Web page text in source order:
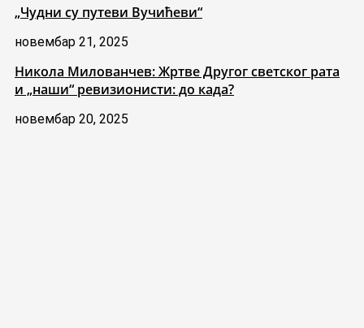
„Чудни су путеви Вучићеви“
новембар 21, 2025
Никола Милованчев: Жртве Другог светског рата
и „наши“ ревизионисти: до када?
новембар 20, 2025